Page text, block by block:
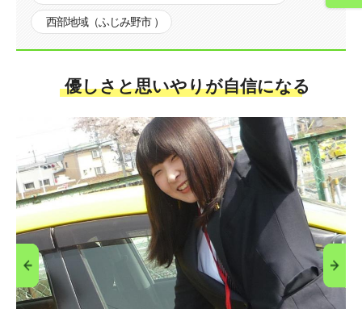
西部地域（ふじみ野市 ）
優しさと思いやりが自信になる